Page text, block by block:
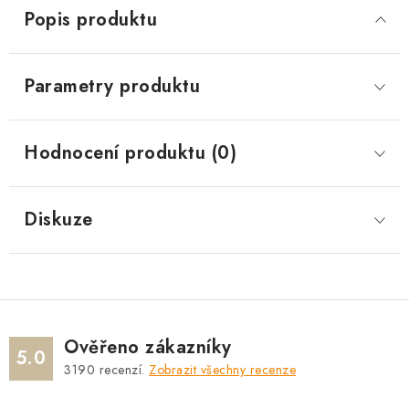
Popis produktu
Parametry produktu
Hodnocení produktu (0)
Diskuze
5.0 Ověřeno zákazníky
3190 recenzí. Zobrazit všechny recenze